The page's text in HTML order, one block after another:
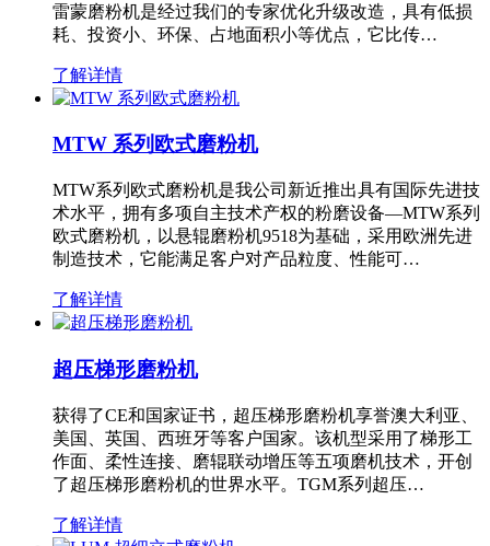
雷蒙磨粉机是经过我们的专家优化升级改造，具有低损
耗、投资小、环保、占地面积小等优点，它比传…
了解详情
MTW 系列欧式磨粉机
MTW系列欧式磨粉机是我公司新近推出具有国际先进技
术水平，拥有多项自主技术产权的粉磨设备—MTW系列
欧式磨粉机，以悬辊磨粉机9518为基础，采用欧洲先进
制造技术，它能满足客户对产品粒度、性能可…
了解详情
超压梯形磨粉机
获得了CE和国家证书，超压梯形磨粉机享誉澳大利亚、
美国、英国、西班牙等客户国家。该机型采用了梯形工
作面、柔性连接、磨辊联动增压等五项磨机技术，开创
了超压梯形磨粉机的世界水平。TGM系列超压…
了解详情